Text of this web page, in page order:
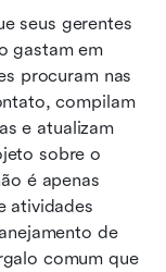
seus gerentes
gastam em
procuram nas
compilam
e atualizam
sobre o
é apenas
atividades
de
comum que